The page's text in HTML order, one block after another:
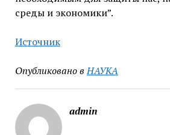
среды и экономики”.
Источник
Опубликовано в НАУКА
admin